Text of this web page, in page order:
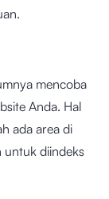
mencoba
Anda. Hal
ada area di
untuk diindeks